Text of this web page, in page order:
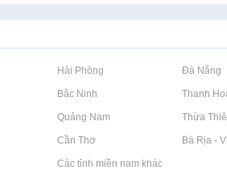
Rao vặt tại Hải Phòng Rao vặt tại Đà Nẵng
Rao vặt tại Bắc Ninh Rao vặt tại Thanh
Rao vặt tại Quảng Nam Rao vặt tại Thừa
Rao vặt tại Cần Thơ Rao vặt tại Bà Rịa -
Rao vặt tại Các tỉnh miền nam khác